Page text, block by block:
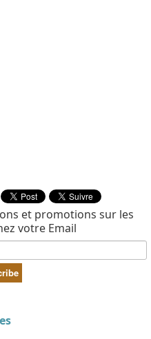
et promotions sur les
votre Email